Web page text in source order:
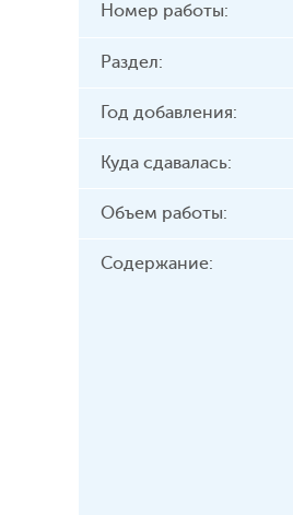
Номер работы:
Раздел:
Год добавления:
Куда сдавалась:
Объем работы:
Содержание: